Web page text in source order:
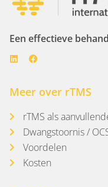
Een effectieve
Meer over rTMS
rTMS als
Dwangstoornis /
Voordelen
Kosten